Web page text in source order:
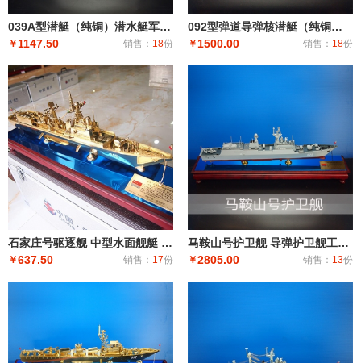
039A型潜艇（纯铜）潜水艇军舰|潜水船|中型或小型（袖珍潜艇、潜水器）和水下自动机械装置
￥ 1147.50 销售： 18份
092型弹道导弹核潜艇（纯铜）潜艇潜水艇军舰|潜水船|中型或小型（袖珍潜艇、潜水器）和水下自动机械装
￥ 1500.00 销售： 18份
石家庄号驱逐舰 中型水面舰艇 军事海军舰艇模型 工艺船航模纪念摆件展览收藏品送
￥637.50 销售： 17份
马鞍山号护卫舰 导弹护卫舰工艺船航模纪念摆件展览收藏品送礼
￥2805.00 销售： 13份